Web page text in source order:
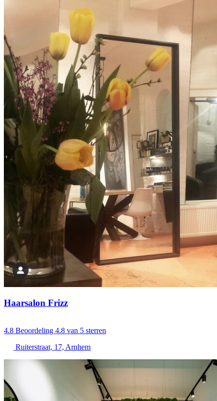
Haarsalon Frizz
4.8 Beoordeling 4.8 van 5 sterren
Ruiterstraat, 17, Arnhem